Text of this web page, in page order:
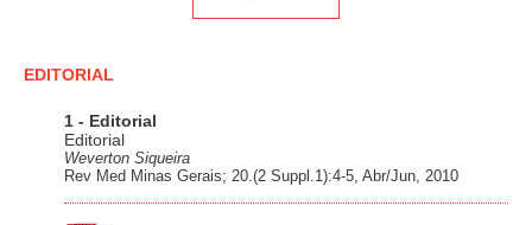
EDITORIAL
1 - Editorial
Editorial
Weverton Siqueira
Rev Med Minas Gerais; 20.(2 Suppl.1):4-5, Abr/Jun, 2010